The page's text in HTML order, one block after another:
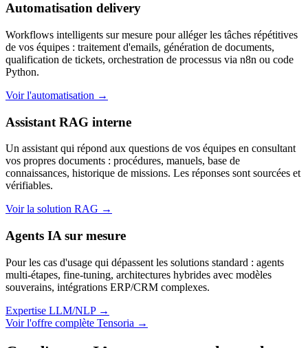
Automatisation delivery
Workflows intelligents sur mesure pour alléger les tâches répétitives
de vos équipes : traitement d'emails, génération de documents,
qualification de tickets, orchestration de processus via n8n ou code
Python.
Voir l'automatisation →
Assistant RAG interne
Un assistant qui répond aux questions de vos équipes en consultant
vos propres documents : procédures, manuels, base de
connaissances, historique de missions. Les réponses sont sourcées et
vérifiables.
Voir la solution RAG →
Agents IA sur mesure
Pour les cas d'usage qui dépassent les solutions standard : agents
multi-étapes, fine-tuning, architectures hybrides avec modèles
souverains, intégrations ERP/CRM complexes.
Expertise LLM/NLP →
Voir l'offre complète Tensoria →